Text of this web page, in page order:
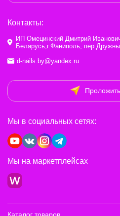
Контакты:
ИП Омецинский Дмитрий
Беларусь,г.Фаниполь,
d-nails.by@yandex.ru
Мы в социальных сетях:
Мы на маркетплейсах